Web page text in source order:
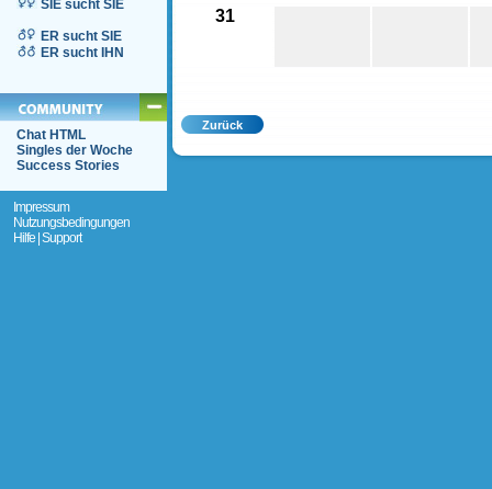
SIE sucht SIE
ER sucht SIE
ER sucht IHN
Chat HTML
Singles der Woche
Success Stories
Impressum
Nutzungsbedingungen
Hilfe | Support
31